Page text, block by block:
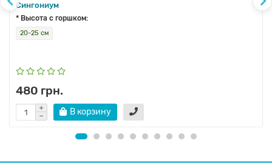
Сингониум
* Высота с горшком:
20-25 см
480 грн.
В корзину